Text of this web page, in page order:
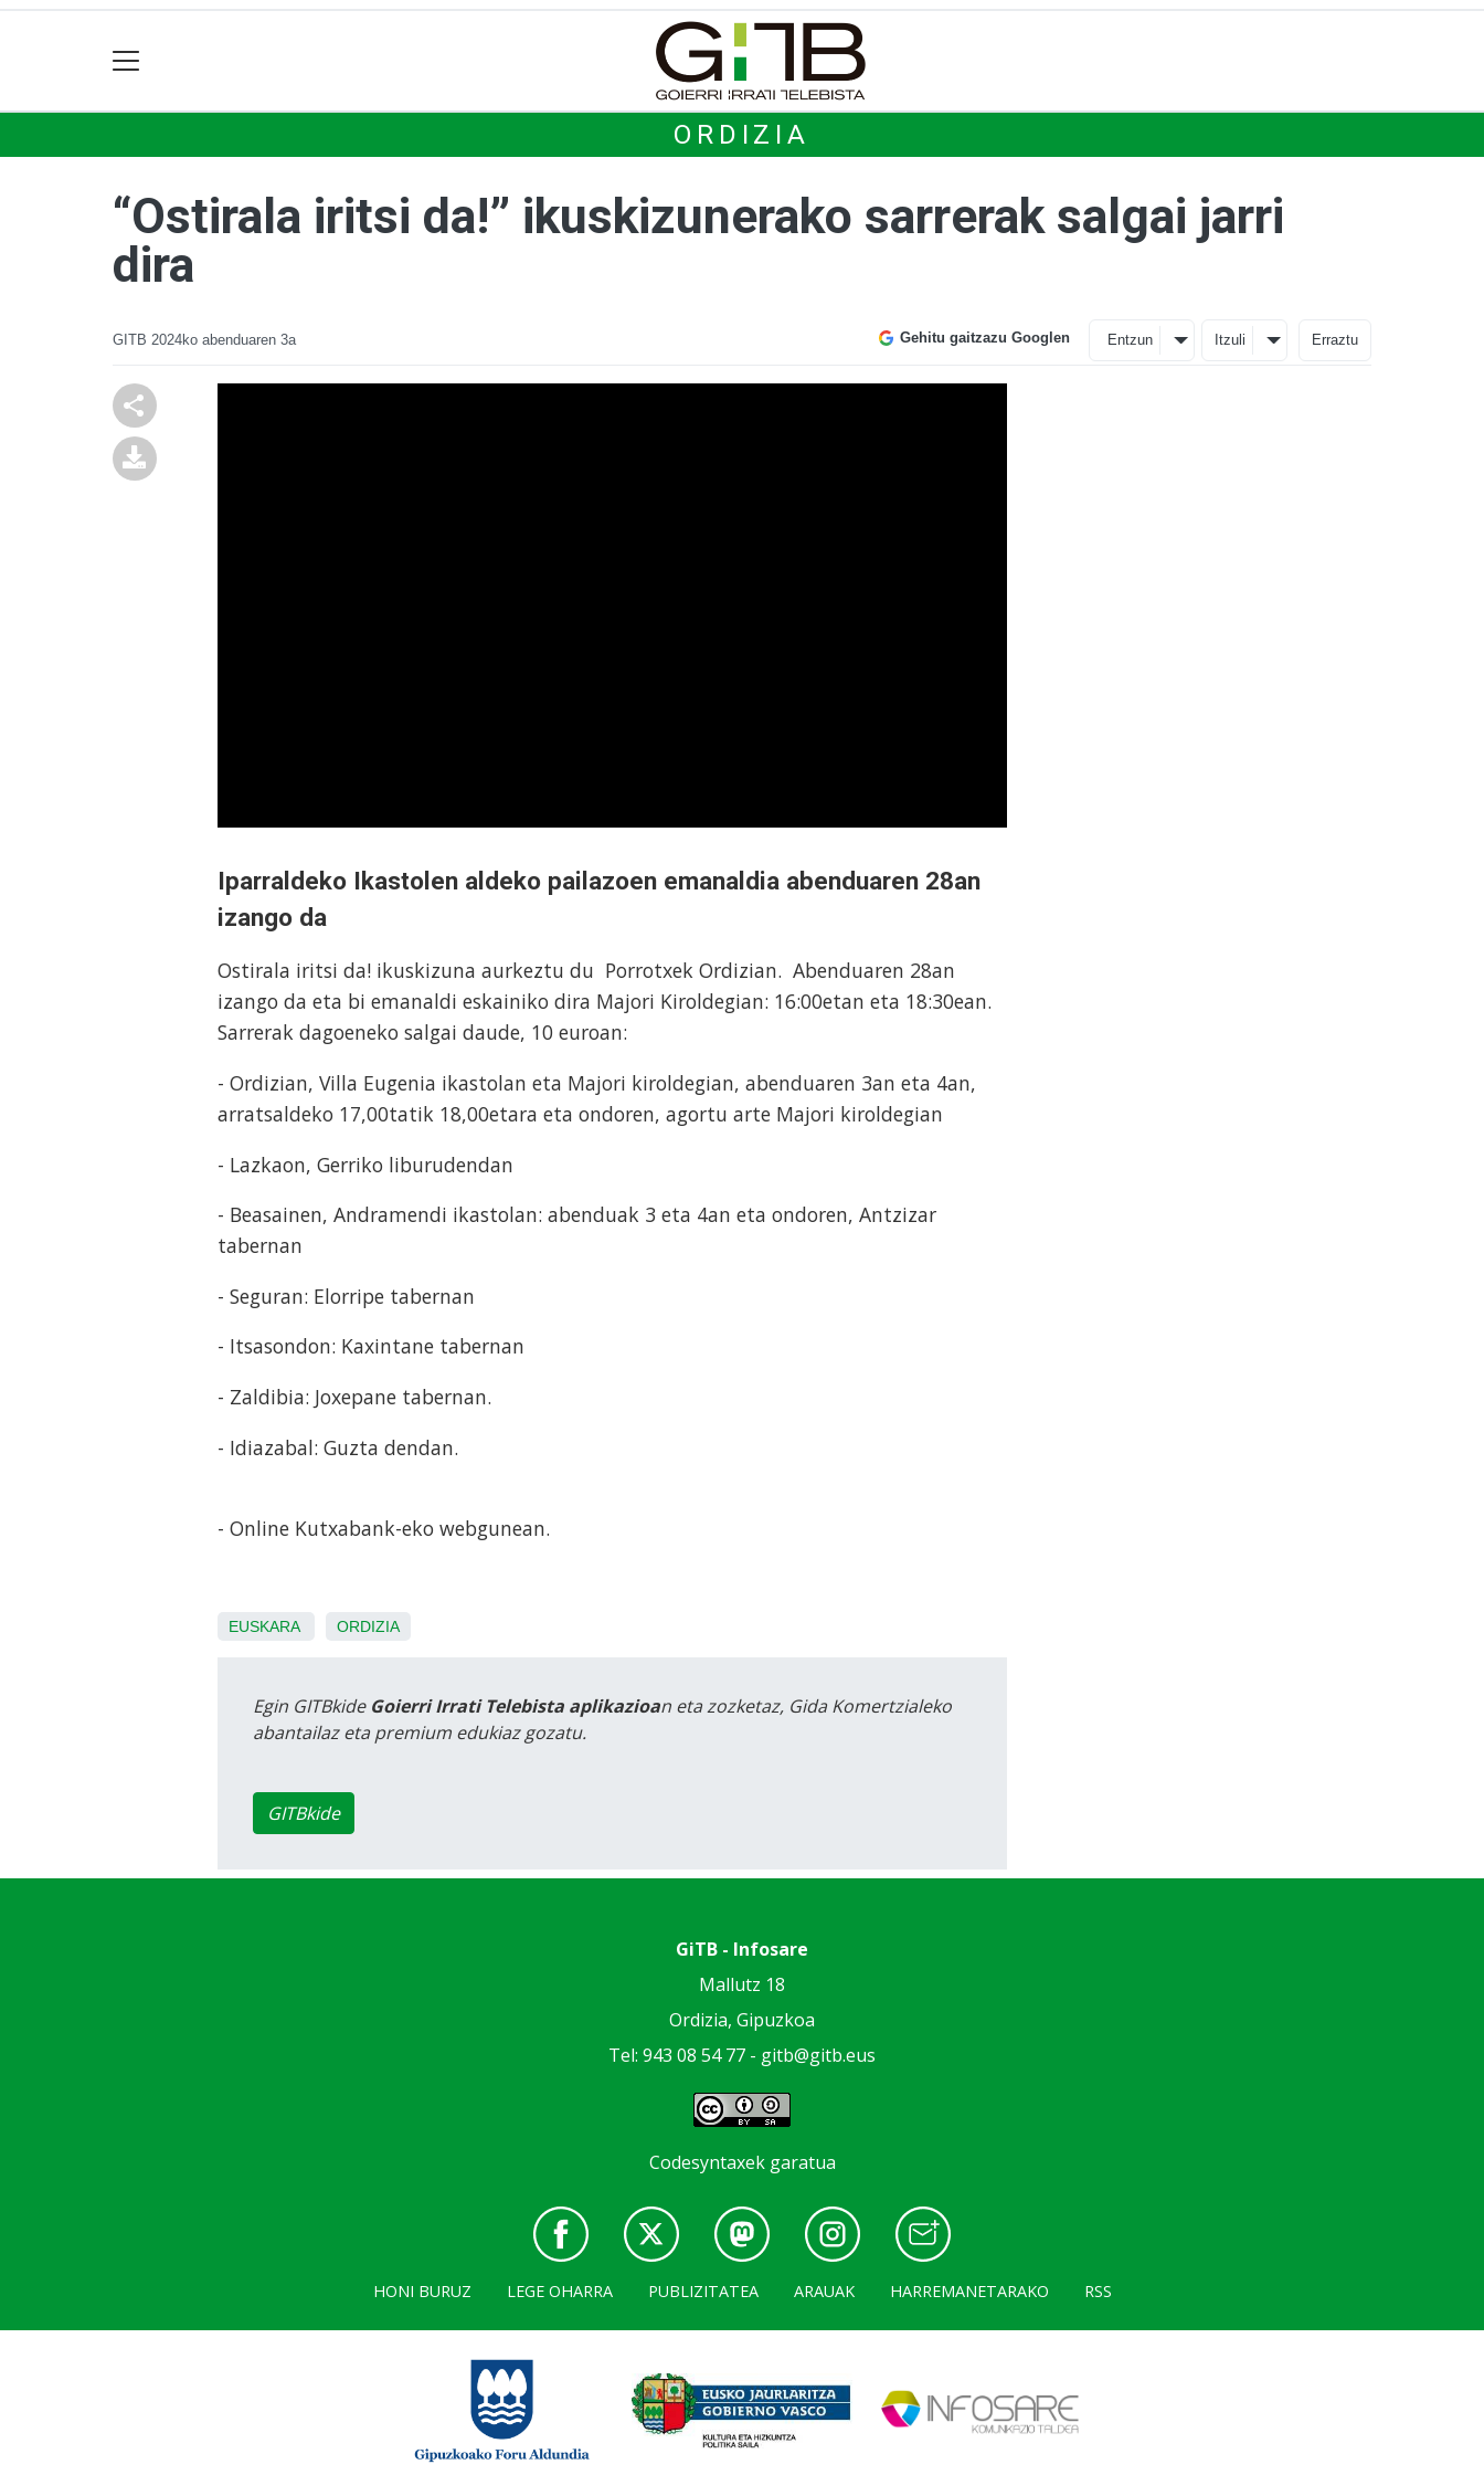
ORDIZIA
“Ostirala iritsi da!” ikuskizunerako sarrerak salgai jarri
dira
GITB 2024ko abenduaren 3a Gehitu gaitzazu Googlen Entzun Itzuli Erraztu
Iparraldeko Ikastolen aldeko pailazoen emanaldia abenduaren 28an
izango da
Ostirala iritsi da! ikuskizuna aurkeztu du Porrotxek Ordizian. Abenduaren 28an
izango da eta bi emanaldi eskainiko dira Majori Kiroldegian: 16:00etan eta 18:30ean.
Sarrerak dagoeneko salgai daude, 10 euroan:
- Ordizian, Villa Eugenia ikastolan eta Majori kiroldegian, abenduaren 3an eta 4an,
arratsaldeko 17,00tatik 18,00etara eta ondoren, agortu arte Majori kiroldegian
- Lazkaon, Gerriko liburudendan
- Beasainen, Andramendi ikastolan: abenduak 3 eta 4an eta ondoren, Antzizar
tabernan
- Seguran: Elorripe tabernan
- Itsasondon: Kaxintane tabernan
- Zaldibia: Joxepane tabernan.
- Idiazabal: Guzta dendan.
- Online Kutxabank-eko webgunean.
EUSKARA ORDIZIA
Egin GITBkide Goierri Irrati Telebista aplikazioan eta zozketaz, Gida Komertzialeko
abantailaz eta premium edukiaz gozatu.
GITBkide
GiTB - Infosare
Mallutz 18
Ordizia, Gipuzkoa
Tel: 943 08 54 77 - gitb@gitb.eus
Codesyntaxek garatua
HONI BURUZ LEGE OHARRA PUBLIZITATEA ARAUAK HARREMANETARAKO RSS